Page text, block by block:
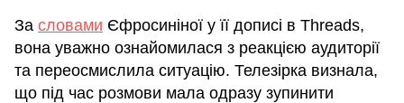
За словами Єфросиніної у її дописі в Threads,
вона уважно ознайомилася з реакцією аудиторії
та переосмислила ситуацію. Телезірка визнала,
що під час розмови мала одразу зупинити